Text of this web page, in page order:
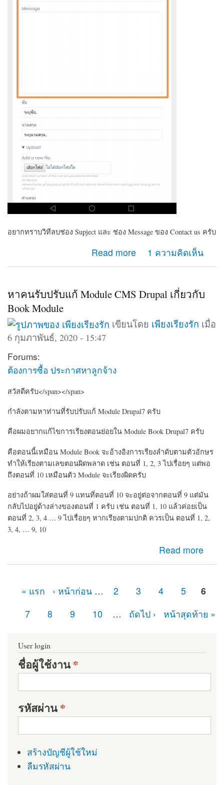
อยากทราบวิทีลบช่อง Supject และ ช่อง Message ของ Contact us ครับ
Read more
about ต้องการลบช่อง Supject และ ช่อง Massage
ของContact us
1 ความคิดเห็น
หาคนรับปรับแก้ Module CMS Drupal เกี่ยวกับ
Book Module
เขียนโดย เพียงเรียงรัก เมื่อ
6 กุมภาพันธ์, 2020 - 15:47
Forums:
ต้องการซื้อ ประกาศหาลูกจ้าง
สวัสดีครับ</span></span>
กำลังตามหาท่านที่รับปรับแก้ Module Drupal7 ครับ
คือผมอยากแก้ไขการเรียงตอนย่อยใน Module Book Drupal7 ครับ
คือตอนนี้เหมือน Module Book จะอ้างอิงการเรียงลำดับตามตัวอักษร
ทำให้เรียงตามเลขตอนผิดพลาด เช่น ตอนที่ 1, 2, 3 ไปเรื่อยๆ แต่พอ
ถึงตอนที่ 10 เหมือนตัว Module จะเรียงผิดครับ
อย่างถ้าผมใส่ตอนที่ 9 แทนที่ตอนที่ 10 จะอยู่ต่อจากตอนที่ 9 แต่มัน
กลับไปอยู่ด้างล่างของตอนที่ 1 ครับ เช่น ตอนที่ 1, 10 แล้วค่อยเป็น
ตอนที่ 2, 3, 4 … 9 ไปเรื่อยๆ หากเรียงตามปกติ ควรเป็น ตอนที่ 1, 2,
3, 4, … 9, 10
Read more
about หาคนรับปรับแก้ Module CMS Drupal เกี่ยวกับ Book
Module
« แรก ‹ หน้าก่อน … 2 3 4 5
6
7
8 9 10 … ถัดไป › หน้าสุดท้าย »
User login
ชื่อผู้ใช้งาน*
รหัสผ่าน*
สร้างบัญชีผู้ใช้ใหม่
ลืมรหัสผ่าน